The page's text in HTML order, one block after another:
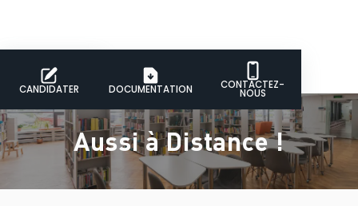
CANDIDATER DOCUMENTATION CONTACTEZ-
NOUS
Aussi à Distance !